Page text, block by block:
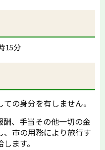
15分
の身分を有しません。
、手当その他一切の金
市の用務により旅行す
ます。